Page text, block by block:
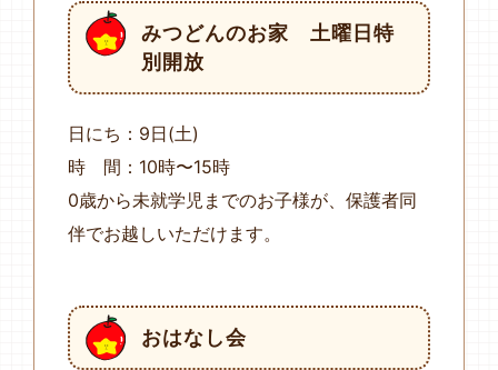
みつどんのお家 土曜日特
別開放
日にち：9日(土)
時 間：10時〜15時
0歳から未就学児までのお子様が、保護者同
伴でお越しいただけます。
おはなし会